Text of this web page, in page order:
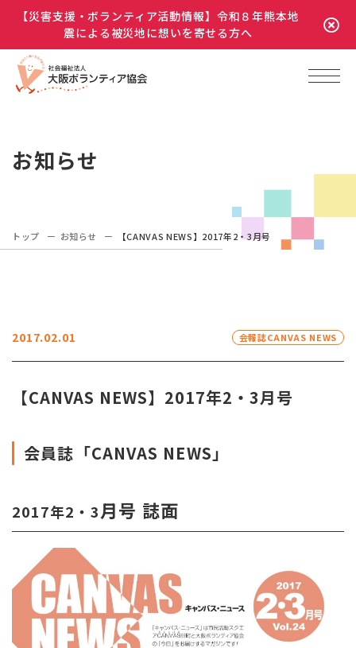
【災害支援・ボランティア活動情報】令和８年熊本地
震による被災地に想いを寄せる方へ
お知らせ
トップ お知らせ 【CANVAS NEWS】2017年2・3月号
2017.02.01 会報誌CANVAS NEWS
【CANVAS NEWS】2017年2・3月号
会員誌「CANVAS NEWS」
2017年2・3月号 誌面